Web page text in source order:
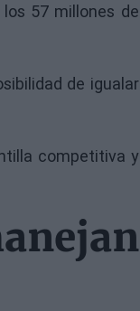
57 millones de
de igualar
competitiva y